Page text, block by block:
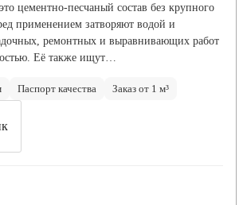
цементно-песчаный состав без крупного
применением затворяют водой и
ремонтных и выравнивающих работ
Её также ищут…
Паспорт качества Заказ от 1 м³